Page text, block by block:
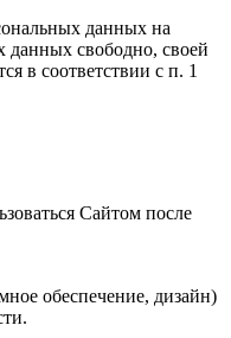
данных на
данных свободно, своей
в соответствии с п. 1
Сайтом после
обеспечение, дизайн)